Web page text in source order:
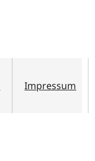
Impressum